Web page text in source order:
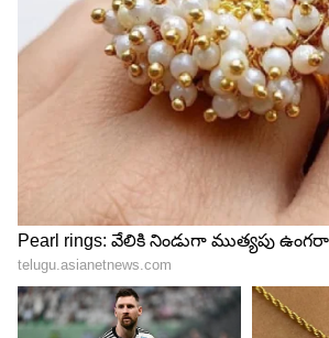
Image Credit :Asianet News
తులా రాశి
తులా రాశి వారు అటు ఉద్యోగంలో, ఇటు
జీవితంలో కూడా సంతోషంగా
సమతుల్యత ఉంటుంది. పని చేసే చోట
జరిగే అవకాశం ఉంది. కొత్త ప్రాజెక్టులు
భార్యాభర్తల మధ్య అన్యోన్యత
ఉన్నవారికి వివాహ యోగం కలిసొచ్చే